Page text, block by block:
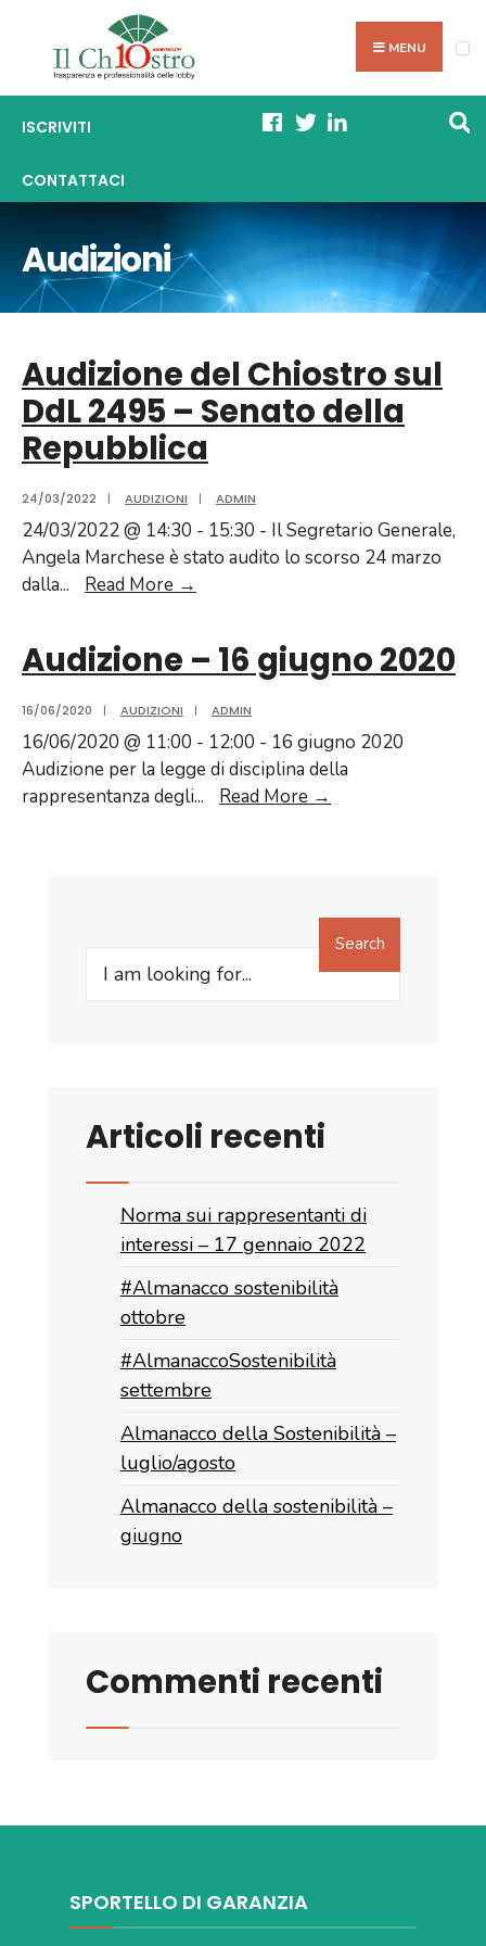
content
MENU
ISCRIVITI
CONTATTACI
Audizioni
Audizione del Chiostro sul
DdL 2495 – Senato della
Repubblica
24/03/2022 | AUDIZIONI | ADMIN
24/03/2022 @ 14:30 - 15:30 - Il Segretario Generale,
Angela Marchese è stato audito lo scorso 24 marzo
dalla... Read More →
sul
2495
–
Senato
della
Audizione – 16 giugno 2020
16/06/2020 | AUDIZIONI | ADMIN
16/06/2020 @ 11:00 - 12:00 - 16 giugno 2020
Audizione per la legge di disciplina della
rappresentanza degli... Read More →
for:
Search
Articoli recenti
Norma sui rappresentanti di
interessi – 17 gennaio 2022
#Almanacco sostenibilità
ottobre
#AlmanaccoSostenibilità
settembre
Almanacco della Sostenibilità –
luglio/agosto
Almanacco della sostenibilità –
giugno
Commenti recenti
SPORTELLO DI GARANZIA
for: